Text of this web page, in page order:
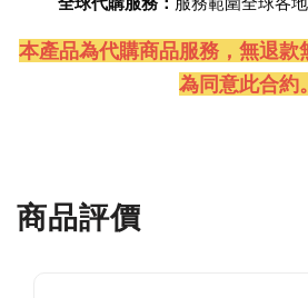
本產品為代購商品服務，無退款
為同意此合約。
商品評價